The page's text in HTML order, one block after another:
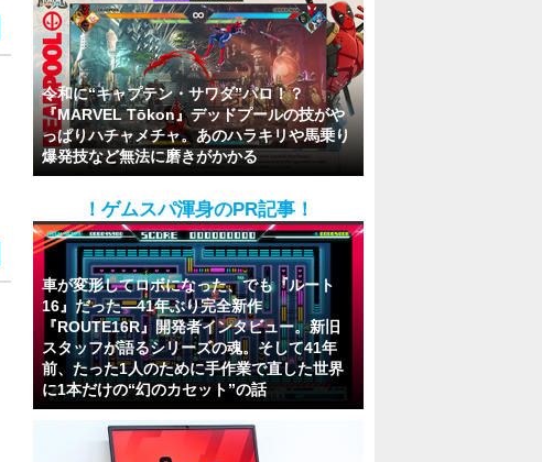
令和に“キャプテン・サワダ”パロ！？
『MARVEL Tōkon』デッドプールの技がや
っぱりハチャメチャ。あのハラキリや馬乗り
爆発技など無法に磨きがかかる
！ゲムスパ渾身のPR記事！
車が変形してロボになった、でも『ルート
16』だった―41年ぶり完全新作
『ROUTE16R』開発者インタビュー。新旧
スタッフが語るシリーズの魂。そして41年
前、たった1人のために手作業で直した世界
に1本だけの“幻のカセット”の話